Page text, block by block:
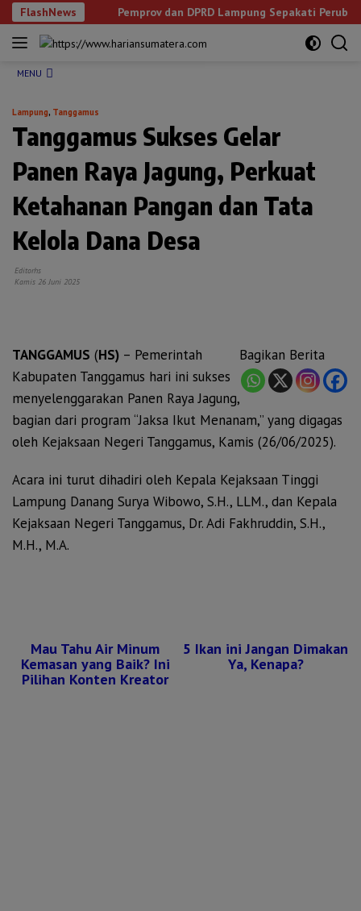
Langsung
ke
konten
FlashNewsPemprov dan DPRD Lampung Sepakati Perubahan KUA-
MENU
Lampung, Tanggamus
Tanggamus Sukses Gelar
Panen Raya Jagung, Perkuat
Ketahanan Pangan dan Tata
Kelola Dana Desa
Editorhs
Kamis 26 Juni 2025
Bagikan Berita
TANGGAMUS (HS) – Pemerintah
Kabupaten Tanggamus hari ini sukses
menyelenggarakan Panen Raya Jagung,
bagian dari program “Jaksa Ikut Menanam,” yang digagas
oleh Kejaksaan Negeri Tanggamus, Kamis (26/06/2025).
Acara ini turut dihadiri oleh Kepala Kejaksaan Tinggi
Lampung Danang Surya Wibowo, S.H., LLM., dan Kepala
Kejaksaan Negeri Tanggamus, Dr. Adi Fakhruddin, S.H.,
M.H., M.A.
Mau Tahu Air Minum
Kemasan yang Baik? Ini
Pilihan Konten Kreator
5 Ikan ini Jangan Dimakan
Ya, Kenapa?
NEXT